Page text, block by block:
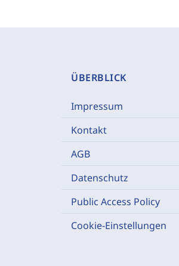
ÜBERBLICK
Impressum
Kontakt
AGB
Datenschutz
Public Access Policy
Cookie-Einstellungen